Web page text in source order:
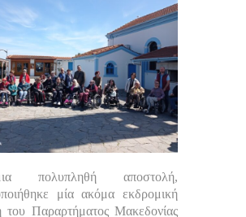
πολυπληθή αποστολή,
μία ακόμα εκδρομική
του Παραρτήματος Μακεδονίας